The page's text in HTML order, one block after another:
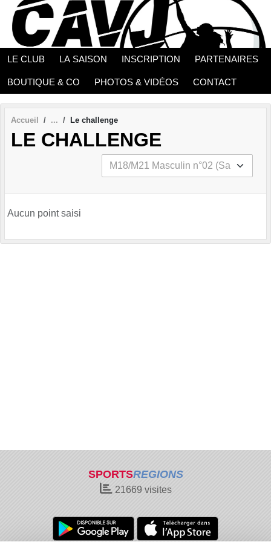
LE CLUB LA SAISON INSCRIPTION PARTENAIRES
BOUTIQUE & CO PHOTOS & VIDÉOS CONTACT
Accueil Le challenge
LE CHALLENGE
Aucun point saisi
SPORTSREGIONS
21669 visites
Panneau de gestion des cookies